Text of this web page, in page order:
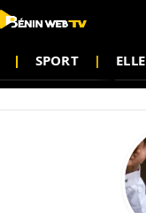
SPORT ELLE